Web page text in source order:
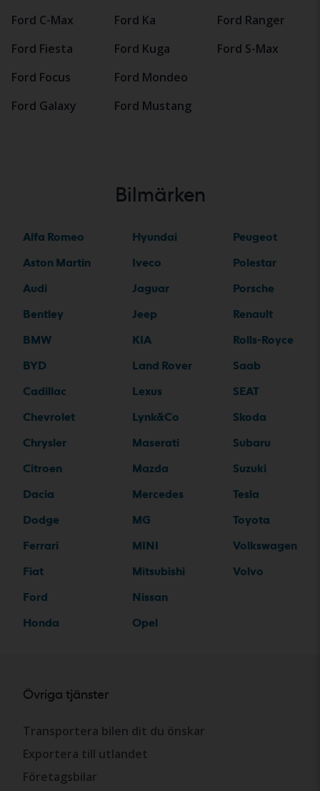
Ford C-Max
Ford Fiesta
Ford Focus
Ford Galaxy
Ford Ka
Ford Kuga
Ford Mondeo
Ford Mustang
Ford Ranger
Ford S-Max
Bilmärken
Alfa Romeo
Aston Martin
Audi
Bentley
BMW
BYD
Cadillac
Chevrolet
Chrysler
Citroen
Dacia
Dodge
Ferrari
Fiat
Ford
Honda
Hyundai
Iveco
Jaguar
Jeep
KIA
Land Rover
Lexus
Lynk&Co
Maserati
Mazda
Mercedes
MG
MINI
Mitsubishi
Nissan
Opel
Peugeot
Polestar
Porsche
Renault
Rolls-Royce
Saab
SEAT
Skoda
Subaru
Suzuki
Tesla
Toyota
Volkswagen
Volvo
Övriga tjänster
Transportera bilen dit du önskar
Exportera till utlandet
Företagsbilar